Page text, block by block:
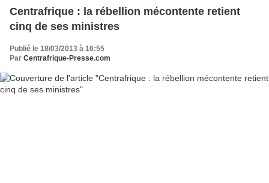
Centrafrique : la rébellion mécontente retient
cinq de ses ministres
Publié le 18/03/2013 à 16:55
Par Centrafrique-Presse.com